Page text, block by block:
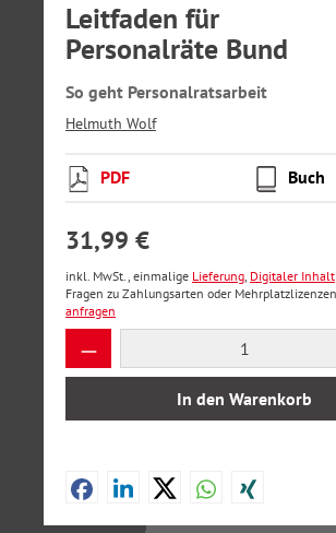
Leitfaden für
Personalräte Bund
So geht Personalratsarbeit
Helmuth Wolf
PDF Buch
31,99 €
inkl. MwSt., einmalige Lieferung, Digitaler Inhalt
Fragen zu Zahlungsarten oder
anfragen
Produkt Anzahl: Gib den
In den Warenkorb